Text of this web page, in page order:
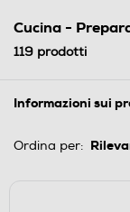
Cucina -
119 prodotti
Informazioni sui
Ordina per: